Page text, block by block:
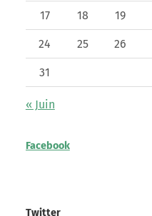
17 18 19
24 25 26
31
« Juin
Facebook
Twitter